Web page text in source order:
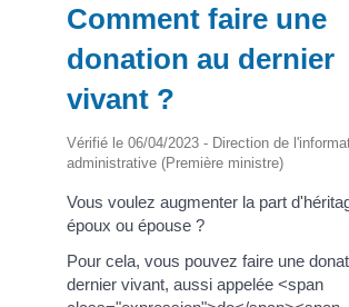
Comment faire une
donation au dernier
vivant ?
Vérifié le 06/04/2023 - Direction de
administrative (Première ministre)
Vous voulez augmenter la part
époux ou épouse ?
Pour cela, vous pouvez faire une
dernier vivant, aussi appelée <span